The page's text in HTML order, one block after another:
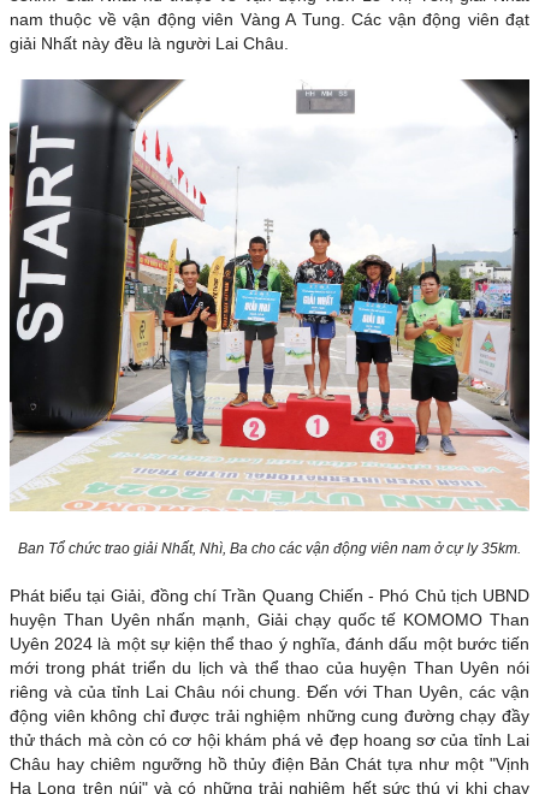
nam thuộc về vận động viên Vàng A Tung. Các vận động viên đạt
giải Nhất này đều là người Lai Châu.
Ban Tổ chức trao giải Nhất, Nhì, Ba cho các vận động viên nam ở cự ly 35km.
Phát biểu tại Giải, đồng chí Trần Quang Chiến - Phó Chủ tịch UBND
huyện Than Uyên nhấn mạnh, Giải chạy quốc tế KOMOMO Than
Uyên 2024 là một sự kiện thể thao ý nghĩa, đánh dấu một bước tiến
mới trong phát triển du lịch và thể thao của huyện Than Uyên nói
riêng và của tỉnh Lai Châu nói chung. Đến với Than Uyên, các vận
động viên không chỉ được trải nghiệm những cung đường chạy đầy
thử thách mà còn có cơ hội khám phá vẻ đẹp hoang sơ của tỉnh Lai
Châu hay chiêm ngưỡng hồ thủy điện Bản Chát tựa như một "Vịnh
Hạ Long trên núi" và có những trải nghiệm hết sức thú vị khi chạy